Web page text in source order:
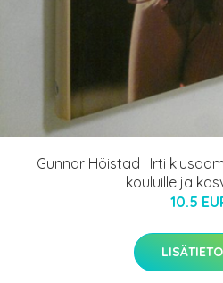
Gunnar Höistad : Irti
kouluille ja
10.5